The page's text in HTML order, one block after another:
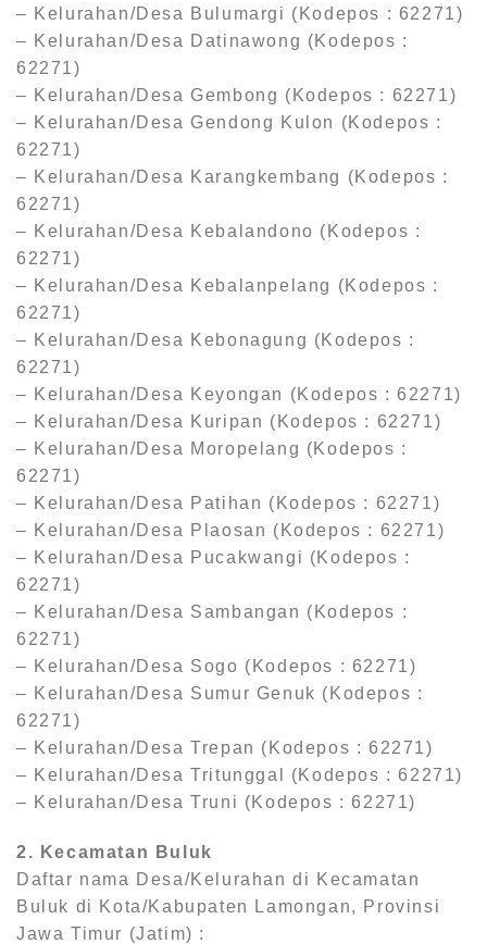
– Kelurahan/Desa Bulumargi (Kodepos : 62271)
– Kelurahan/Desa Datinawong (Kodepos :
62271)
– Kelurahan/Desa Gembong (Kodepos : 62271)
– Kelurahan/Desa Gendong Kulon (Kodepos :
62271)
– Kelurahan/Desa Karangkembang (Kodepos :
62271)
– Kelurahan/Desa Kebalandono (Kodepos :
62271)
– Kelurahan/Desa Kebalanpelang (Kodepos :
62271)
– Kelurahan/Desa Kebonagung (Kodepos :
62271)
– Kelurahan/Desa Keyongan (Kodepos : 62271)
– Kelurahan/Desa Kuripan (Kodepos : 62271)
– Kelurahan/Desa Moropelang (Kodepos :
62271)
– Kelurahan/Desa Patihan (Kodepos : 62271)
– Kelurahan/Desa Plaosan (Kodepos : 62271)
– Kelurahan/Desa Pucakwangi (Kodepos :
62271)
– Kelurahan/Desa Sambangan (Kodepos :
62271)
– Kelurahan/Desa Sogo (Kodepos : 62271)
– Kelurahan/Desa Sumur Genuk (Kodepos :
62271)
– Kelurahan/Desa Trepan (Kodepos : 62271)
– Kelurahan/Desa Tritunggal (Kodepos : 62271)
– Kelurahan/Desa Truni (Kodepos : 62271)
2. Kecamatan Buluk
Daftar nama Desa/Kelurahan di Kecamatan
Buluk di Kota/Kabupaten Lamongan, Provinsi
Jawa Timur (Jatim) :